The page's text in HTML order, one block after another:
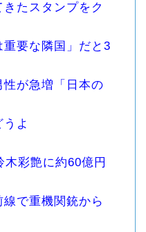
たスタンプをク
重要な隣国」だと3
性が急増「日本の
よ
彩艶に約60億円
で重機関銃から